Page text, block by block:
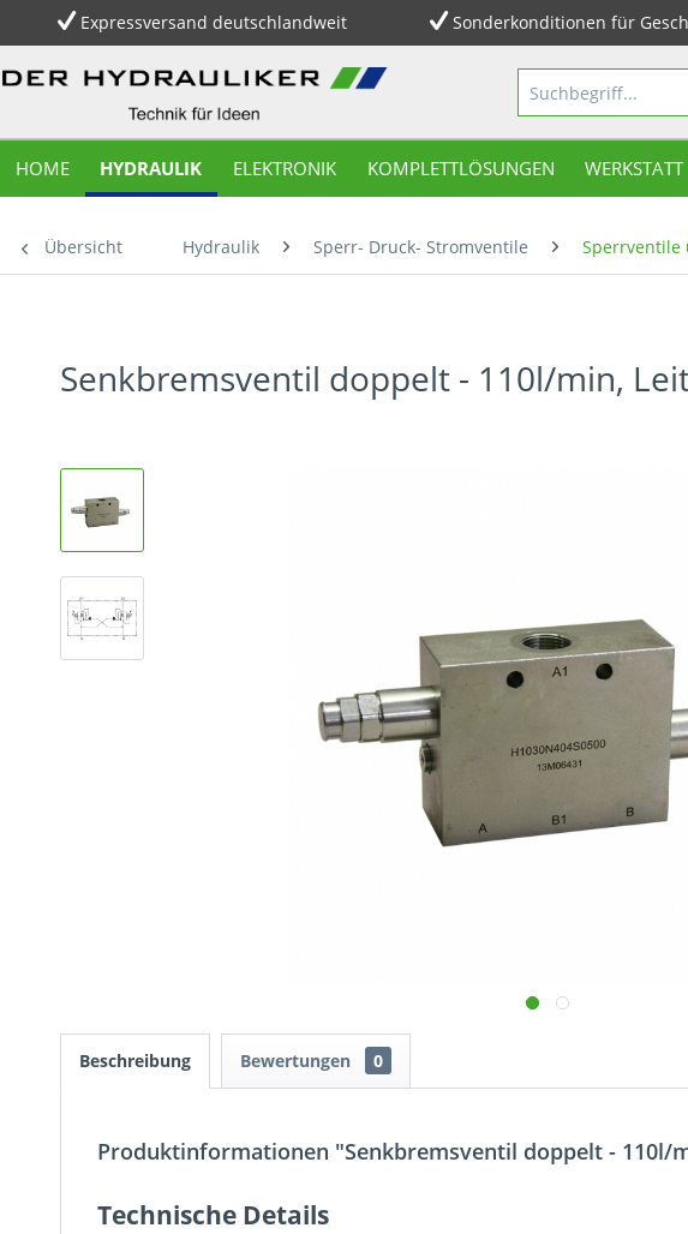
Expressversand deutschlandweit Sonderkonditionen für
HOME HYDRAULIK ELEKTRONIK KOMPLETTLÖSUNGEN WERKSTATT
Übersicht Hydraulik Sperr- Druck- Stromventile Sperrventile
Senkbremsventil doppelt - 110l/min,
Beschreibung Bewertungen 0
Produktinformationen "Senkbremsventil doppelt - 110l/
Technische Details